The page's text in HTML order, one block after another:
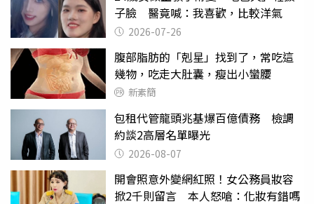
子臉 醫竟喊：我喜歡，比較洋氣
2026-07-26
腹部脂肪的「剋星」找到了，常吃這
幾物，吃走大肚囊，瘦出小蠻腰
新素簡
包租代管龍頭兆基爆百億債務 檢調
約談2高層名單曝光
2026-08-07
開會照意外變網紅照！女公務員妝容
掀2千則留言 本人怒嗆：化妝有錯嗎